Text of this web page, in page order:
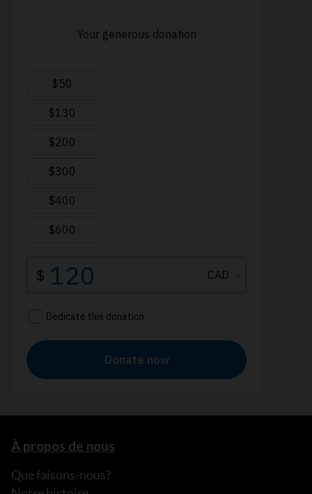
À propos de nous
Que faisons-nous?